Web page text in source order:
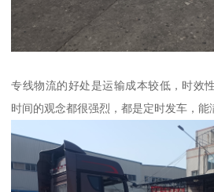
专线物流的好处是运输成本较低，时效
时间的观念都很强烈，都是定时发车，能